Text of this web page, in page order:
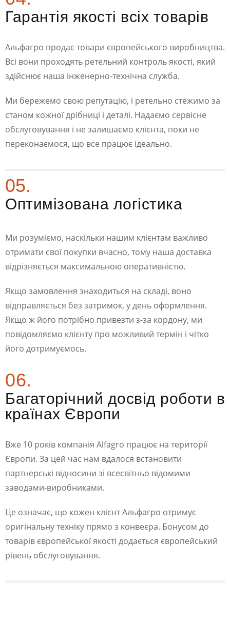
Гарантія якості всіх товарів
Альфагро продає товари європейського виробництва.
Всі вони проходять ретельний контроль якості, який
здійснює наша інженерно-технічна служба.
Ми бережемо свою репутацію, і ретельно стежимо за
станом кожної дрібниці і деталі. Надаємо сервісне
обслуговування і не залишаємо клієнта, поки не
переконаємося, що все працює ідеально.
05.
Оптимізована логістика
Ми розуміємо, наскільки нашим клієнтам важливо
отримати свої покупки вчасно, тому наша доставка
відрізняється максимальною оперативністю.
Якщо замовлення знаходиться на складі, воно
відправляється без затримок, у день оформлення.
Якщо ж його потрібно привезти з-за кордону, ми
повідомляємо клієнту про можливий термін і чітко
його дотримуємось.
06.
Багаторічний досвід роботи в
країнах Європи
Вже 10 років компанія Аlfagro працює на території
Європи. За цей час нам вдалося встановити
партнерські відносини зі всесвітньо відомими
заводами-виробниками.
Це означає, що кожен клієнт Альфагро отримує
оригінальну техніку прямо з конвеєра. Бонусом до
товарів європейської якості додається європейський
рівень обслуговування.